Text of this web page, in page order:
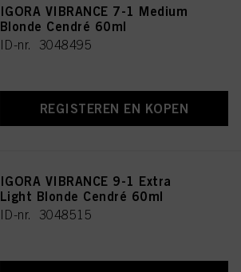
IGORA VIBRANCE 7-1 Medium
Blonde Cendré 60ml
ID-nr. 3048495
REGISTEREN EN KOPEN
IGORA VIBRANCE 9-1 Extra
Light Blonde Cendré 60ml
ID-nr. 3048515